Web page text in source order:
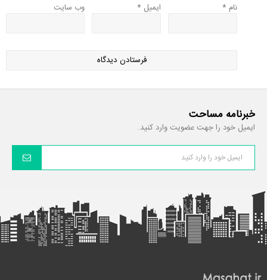
نام * ایمیل * وب‌ سایت
خبرنامه مساحت
ایمیل خود را جهت عضویت وارد کنید.